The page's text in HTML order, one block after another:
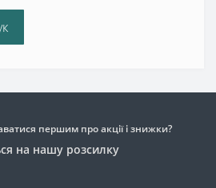
першим про акції і знижки?
на нашу розсилку